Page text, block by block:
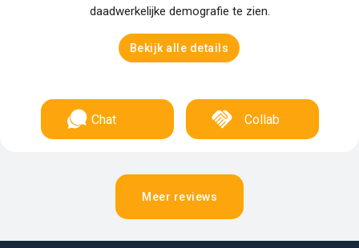
daadwerkelijke demografie te zien.
Bekijk alle details
Chat Collab
Meer reviews